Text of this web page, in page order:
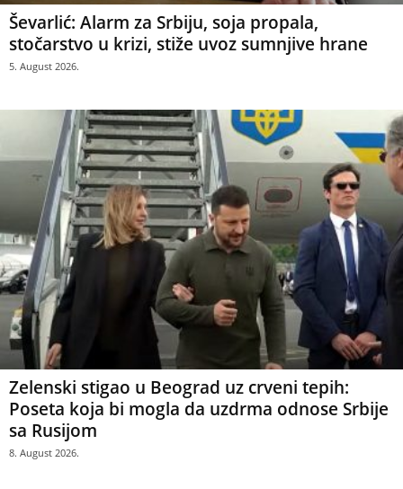
Ševarlić: Alarm za Srbiju, soja propala,
stočarstvo u krizi, stiže uvoz sumnjive hrane
5. August 2026.
Zelenski stigao u Beograd uz crveni tepih:
Poseta koja bi mogla da uzdrma odnose Srbije
sa Rusijom
8. August 2026.